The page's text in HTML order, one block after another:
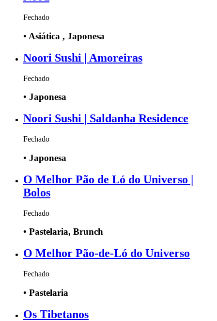
Fechado
• Asiática , Japonesa
Noori Sushi | Amoreiras
Fechado
• Japonesa
Noori Sushi | Saldanha Residence
Fechado
• Japonesa
O Melhor Pão de Ló do Universo |
Bolos
Fechado
• Pastelaria, Brunch
O Melhor Pão-de-Ló do Universo
Fechado
• Pastelaria
Os Tibetanos